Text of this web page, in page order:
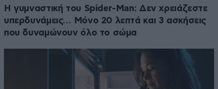
Η γυμναστική του Spider-Man: Δεν χρειάζεστε
υπερδυνάμεις… Μόνο 20 λεπτά και 3 ασκήσεις
που δυναμώνουν όλο το σώμα